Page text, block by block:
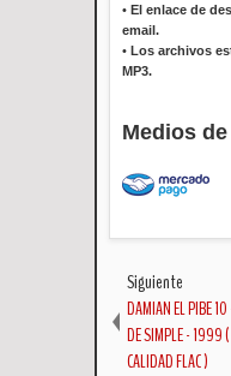
• El enlace de
email.
• Los archivos
MP3.
Medios
Siguiente
DAMIAN EL PIBE
DE SIMPLE - 1999 (
CALIDAD FLAC )